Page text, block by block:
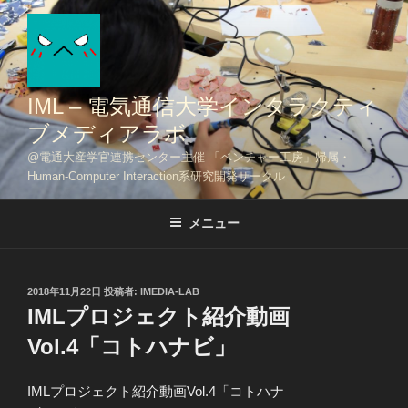
コ
ン
テ
ン
ツ
へ
キ
ッ
IML – 電気通信大学インタラクティ
ブメディアラボ
@電通大産学官連携センター主催 「ベンチャー工房」帰属・
Human-Computer Interaction系研究開発サークル
メニュー
投
稿
日:
2018年11月22日 投稿者: IMEDIA-LAB
IMLプロジェクト紹介動画
Vol.4「コトハナビ」
IMLプロジェクト紹介動画Vol.4「コトハナ